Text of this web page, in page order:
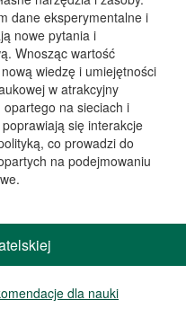
dane eksperymentalne i
nowe pytania i
Wnosząc wartość
wiedzę i umiejętności
w atrakcyjny
na sieciach i
się interakcje
co prowadzi do
na podejmowaniu
dla nauki